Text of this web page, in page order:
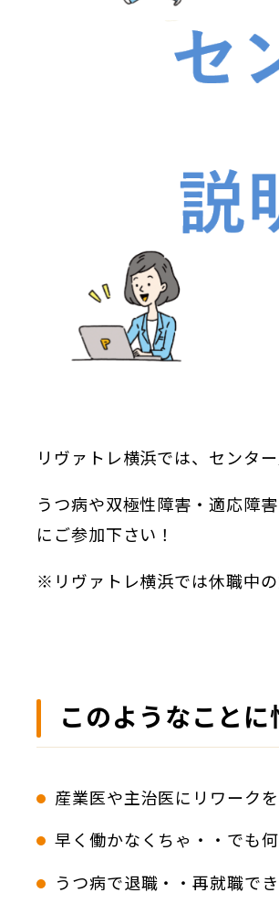
リヴァトレ横浜では、センタ
うつ病や双極性障害・適応障
にご参加下さい！
※リヴァトレ横浜では休職中の
このようなこと
産業医や主治医にリワーク
早く働かなくちゃ・・でも
うつ病で退職・・再就職で